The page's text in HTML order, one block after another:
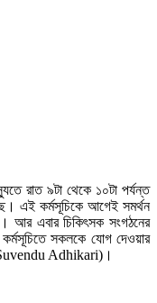
রাত ৯টা থেকে ১০টা পর্যন্ত
এই কর্মসূচিকে আগেই সমর্থন
আর এবার চিকিৎসক সংগঠনের
সকলকে যোগ দেওয়ার
Adhikari)।